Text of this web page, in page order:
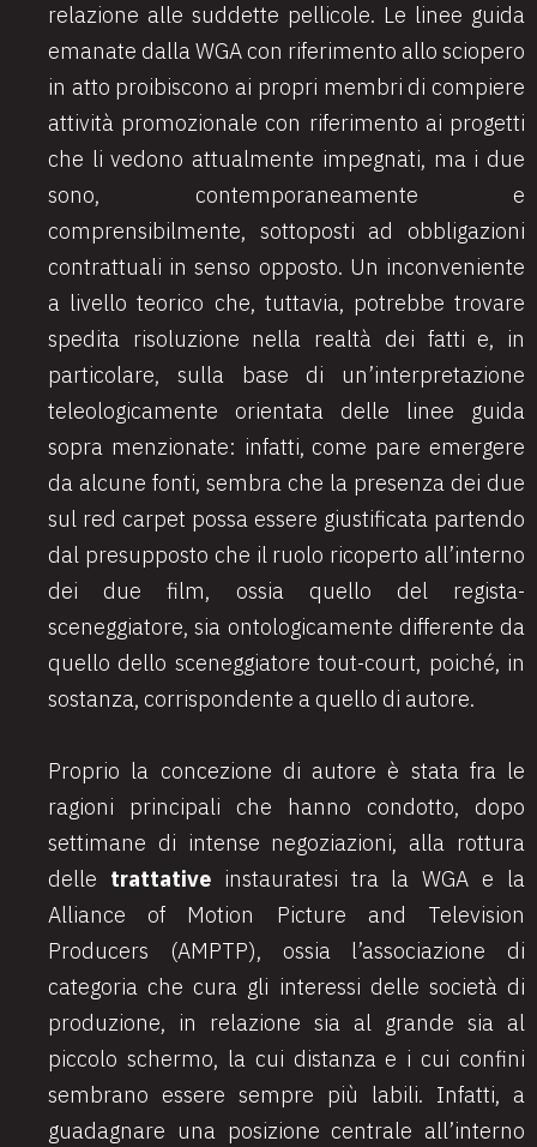
relazione alle suddette pellicole. Le linee guida
emanate dalla WGA con riferimento allo sciopero
in atto proibiscono ai propri membri di compiere
attività promozionale con riferimento ai progetti
che li vedono attualmente impegnati, ma i due
sono, contemporaneamente e
comprensibilmente, sottoposti ad obbligazioni
contrattuali in senso opposto. Un inconveniente
a livello teorico che, tuttavia, potrebbe trovare
spedita risoluzione nella realtà dei fatti e, in
particolare, sulla base di un’interpretazione
teleologicamente orientata delle linee guida
sopra menzionate: infatti, come pare emergere
da alcune fonti, sembra che la presenza dei due
sul red carpet possa essere giustificata partendo
dal presupposto che il ruolo ricoperto all’interno
dei due film, ossia quello del regista-
sceneggiatore, sia ontologicamente differente da
quello dello sceneggiatore tout-court, poiché, in
sostanza, corrispondente a quello di autore.
Proprio la concezione di autore è stata fra le
ragioni principali che hanno condotto, dopo
settimane di intense negoziazioni, alla rottura
delle trattativeinstauratesi tra la WGA e la
Alliance of Motion Picture and Television
Producers (AMPTP), ossia l’associazione di
categoria che cura gli interessi delle società di
produzione, in relazione sia al grande sia al
piccolo schermo, la cui distanza e i cui confini
sembrano essere sempre più labili. Infatti, a
guadagnare una posizione centrale all’interno